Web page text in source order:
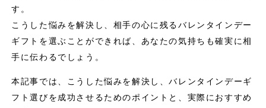
す。
こうした悩みを解決し、相手の心に残るバレンタインデー
ギフトを選ぶことができれば、あなたの気持ちも確実に相
手に伝わるでしょう。
本記事では、こうした悩みを解決し、バレンタインデーギ
フト選びを成功させるためのポイントと、実際におすすめ